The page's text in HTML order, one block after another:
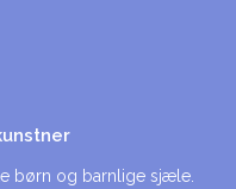
børn og barnlige sjæle.